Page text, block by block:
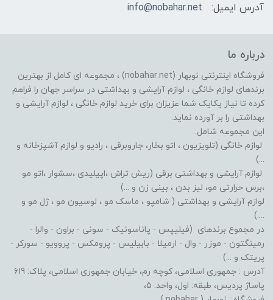
آدرس ایمیل:
info@nobahar.net
درباره ما
فروشگاه اینترنتی نوبهار (nobahar.net) ، مجموعه ای کامل از بهترین
برندهای لوازم خانگی ، لوازم آرایشی و بهداشتی در سراسر جهان را فراهم
کرده تا نیاز یکایک شما عزیزان برای خرید لوازم خانگی ، لوازم آرایشی و
بهداشتی را بر آورده نماید.
این مجموعه شامل:
لوازم خانگی (تلویزیون ، اتو بخار، جاروبرقی ، رادیو و لوازم آشپزخانه و
...)
لوازم آرایشی و بهداشتی برقی (ریش تراش ،اپیلیدی ،سشوار ،اتو مو
،برس حرارتی مو، لیز بدن ، بینی زن و ...)
لوازم آرایشی و بهداشتی ( شامپو ، ماسک مو ، لوسیون مو ، ژل مو و
....)
در مجموع برندهای (فیلیپس - پاناسونیک - سونی - براون - والرا -
رمینگتون - موزر - وال - ارمیلا - بابیلیس - پرومکس - پروویو - سورکر -
پریتک و ...)
آدرس : جمهوری اسلامی، کوچه رم، خیابان جمهوری اسلامی، پلاک: 619
پاساژ پردیس، طبقه: اول، واحد: 5،